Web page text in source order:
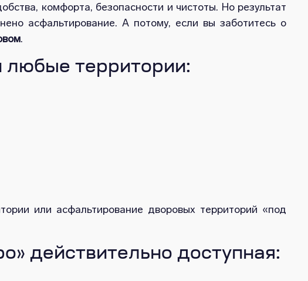
комфорта, безопасности и чистоты. Но результат
асфальтирование. А потому, если вы заботитесь о
.
территории:
или асфальтирование дворовых территорий «под
действительно доступная: